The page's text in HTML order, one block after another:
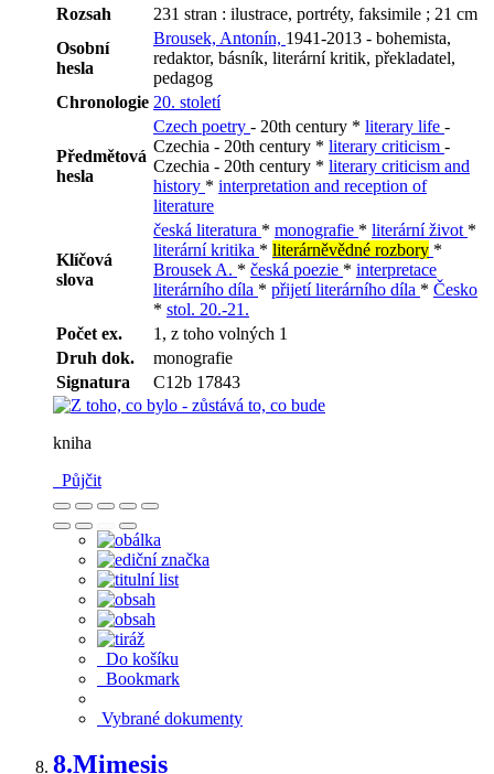
Rozsah
231 stran : ilustrace, portréty, faksimile ; 21 cm
Osobní
hesla
Brousek, Antonín, 1941-2013 - bohemista,
redaktor, básník, literární kritik, překladatel,
pedagog
Chronologie 20. století
Předmětová
hesla
Czech poetry - 20th century * literary life -
Czechia - 20th century * literary criticism -
Czechia - 20th century * literary criticism and
history * interpretation and reception of
literature
Klíčová
slova
česká literatura * monografie * literární život *
literární kritika * literárněvědné rozbory *
Brousek A. * česká poezie * interpretace
literárního díla * přijetí literárního díla * Česko
* stol. 20.-21.
Počet ex.
1, z toho volných 1
Druh dok.
monografie
Signatura
C12b 17843
kniha
Půjčit
Do košíku
Bookmark
Vybrané dokumenty
8.Mimesis